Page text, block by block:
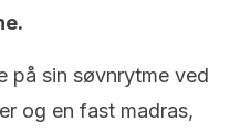
på sin søvnrytme ved
og en fast madras,